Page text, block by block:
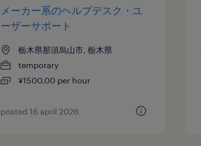
メーカー系のヘルプデスク・ユ
ーザーサポート
栃木県那須烏山市, 栃木県
temporary
¥1500.00 per hour
posted 16 april 2026